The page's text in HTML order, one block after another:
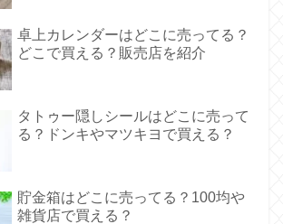
卓上カレンダーはどこに売ってる？
どこで買える？販売店を紹介
タトゥー隠しシールはどこに売って
る？ドンキやマツキヨで買える？
貯金箱はどこに売ってる？100均や
雑貨店で買える？